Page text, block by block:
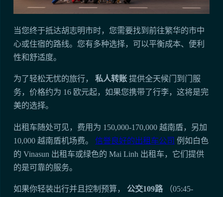
当您终于抵达胡志明市时，您需要找到前往繁华的市中
心或住宿的路线。您有多种选择，可以平衡成本、便利
性和舒适度。
为了轻松无忧的旅行，私人转账 提供全天候门到门服
务，价格约为 16 欧元起，如果您携带了行李，这将是完
美的选择。
出租车随处可见，费用为 150,000-170,000 越南盾，另加
10,000 越南盾机场费。信誉良好的出租车公司 例如白色
的 Vinasun 出租车或绿色的 Mai Linh 出租车，它们提供
的是可靠的服务。
如果你轻装出行并且控制预算， 公交109路（05:45-